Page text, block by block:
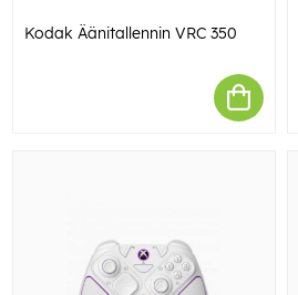
Kodak Äänitallennin VRC 350